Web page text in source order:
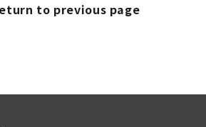
to previous page